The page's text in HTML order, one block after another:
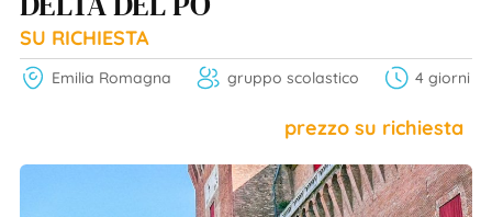
SU RICHIESTA
Emilia Romagna gruppo scolastico 4 giorni
prezzo su richiesta